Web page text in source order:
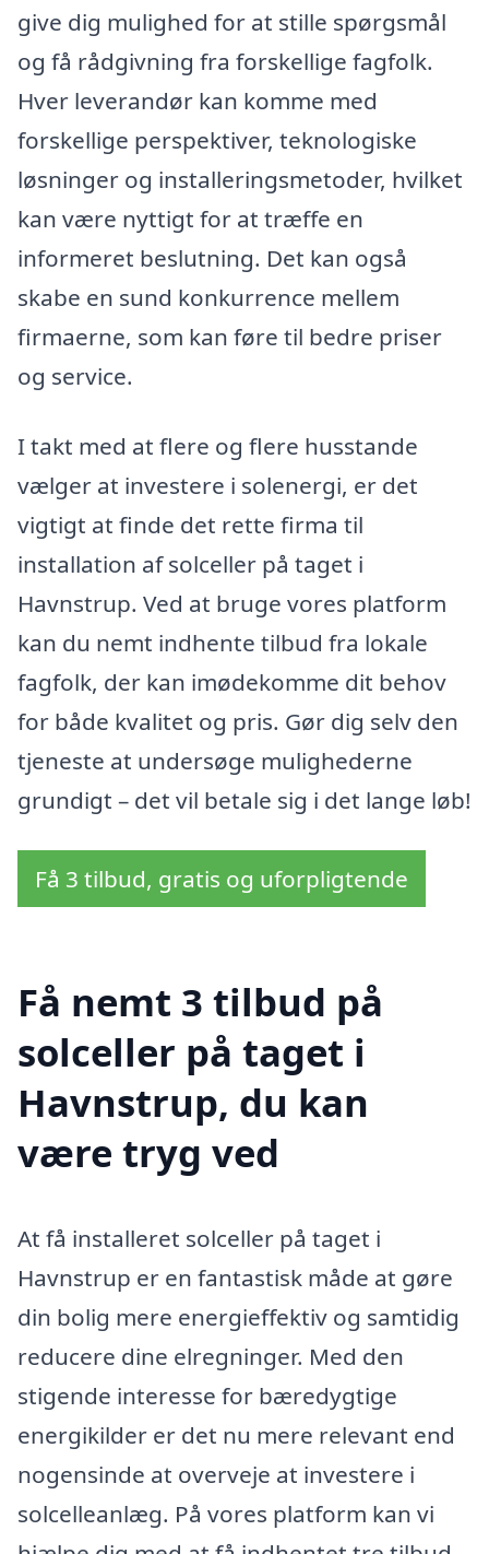
give dig mulighed for at stille spørgsmål
og få rådgivning fra forskellige fagfolk.
Hver leverandør kan komme med
forskellige perspektiver, teknologiske
løsninger og installeringsmetoder, hvilket
kan være nyttigt for at træffe en
informeret beslutning. Det kan også
skabe en sund konkurrence mellem
firmaerne, som kan føre til bedre priser
og service.
I takt med at flere og flere husstande
vælger at investere i solenergi, er det
vigtigt at finde det rette firma til
installation af solceller på taget i
Havnstrup. Ved at bruge vores platform
kan du nemt indhente tilbud fra lokale
fagfolk, der kan imødekomme dit behov
for både kvalitet og pris. Gør dig selv den
tjeneste at undersøge mulighederne
grundigt – det vil betale sig i det lange løb!
Få 3 tilbud, gratis og uforpligtende
Få nemt 3 tilbud på
solceller på taget i
Havnstrup, du kan
være tryg ved
At få installeret solceller på taget i
Havnstrup er en fantastisk måde at gøre
din bolig mere energieffektiv og samtidig
reducere dine elregninger. Med den
stigende interesse for bæredygtige
energikilder er det nu mere relevant end
nogensinde at overveje at investere i
solcelleanlæg. På vores platform kan vi